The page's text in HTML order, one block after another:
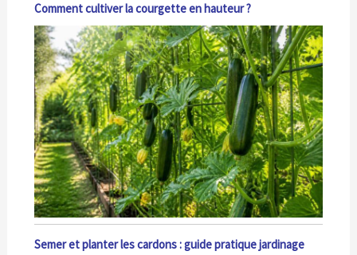
Comment cultiver la courgette en hauteur ?
Semer et planter les cardons : guide pratique jardinage